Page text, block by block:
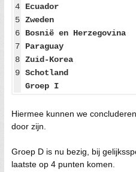
4
5
6
7
8
9
Zweden
Bosnië en
Paraguay
Zuid-
Groep I
Hiermee kunnen we
door zijn.
Groep D is nu bezig, bij
laatste op 4 punten komen.